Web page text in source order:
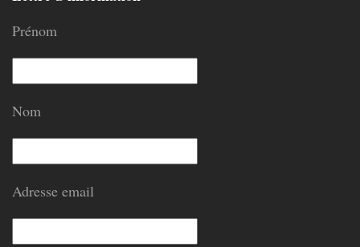
Prénom
Nom
Adresse email